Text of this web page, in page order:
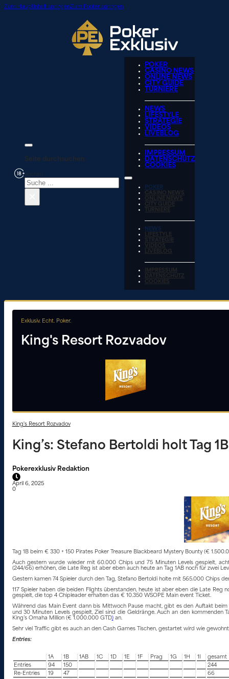
Zum Hauptinhalt springenZum Footer springen
Seite durchsuchen
POKER
CASINO NEWS
ONLINE NEWS
CITY GUIDE
TURNIERE
NEWS
LIFESTYLE
STRATEGIE
VIDEOS
LIVEBLOG
IMPRESSUM
DATENSCHUTZ
COOKIES
POKER
CASINO NEWS
ONLINE NEWS
CITY GUIDE
TURNIERE
NEWS
LIFESTYLE
STRATEGIE
VIDEOS
LIVEBLOG
IMPRESSUM
DATENSCHUTZ
COOKIES
Exklusiv. Echt. Poker.
King's Resort Rozvadov
King's Resort Rozvadov
King’s: Stefano Bertoldi holt Tag
Pokerexklusiv Redaktion
April 6, 2025
0
Tag 1B beim € 330 + 150 Pirates Poker Treasure Blackbeard Mystery Bounty (€
Auch gestern wurde wieder mit 60.000 Chips und 75 Minuten Levels gespielt,
(244/66) erhöhen, die Late Reg ist aber eben auch heute an Tag 1AB noch für zwei
Gestern kamen 74 Spieler durch den Tag, Stefano Bertoldi holte mit 565.000 Chips
117 Spieler haben die beiden Flights überstanden, heute ist aber eben die Late Reg
gespielt, die top 4 Chipleader erhalten das € 10.350 WSOPE Main event Ticket.
Während das Main Event dann bis Mittwoch Pause macht, gibt es den Auftakt
und 30 Minuten Levels gespielt, Ziel sind die Geldränge. Auch an den kommenden
King’s Omaha Million (€ 1.000.000 GTD)an.
Sehr viel Traffic gibt es auch an den Cash Games Tischen, gestartet wird wie
Entries:
1A 1B 1AB 1C 1D 1E 1F Prag 1G 1H 1I
gesamt
Entries
94 150
244
Re-Entries
19 47
66